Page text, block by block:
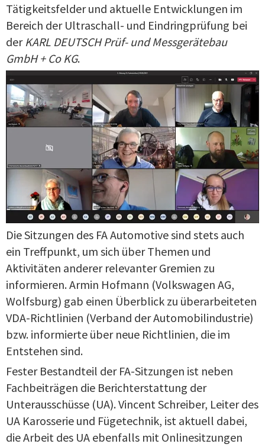
Tätigkeitsfelder und aktuelle Entwicklungen im
Bereich der Ultraschall- und Eindringprüfung bei
der KARL DEUTSCH Prüf- und Messgerätebau
GmbH + Co KG.
Die Sitzungen des FA Automotive sind stets auch
ein Treffpunkt, um sich über Themen und
Aktivitäten anderer relevanter Gremien zu
informieren. Armin Hofmann (Volkswagen AG,
Wolfsburg) gab einen Überblick zu überarbeiteten
VDA-Richtlinien (Verband der Automobilindustrie)
bzw. informierte über neue Richtlinien, die im
Entstehen sind.
Fester Bestandteil der FA-Sitzungen ist neben
Fachbeiträgen die Berichterstattung der
Unterausschüsse (UA). Vincent Schreiber, Leiter des
UA Karosserie und Fügetechnik, ist aktuell dabei,
die Arbeit des UA ebenfalls mit Onlinesitzungen